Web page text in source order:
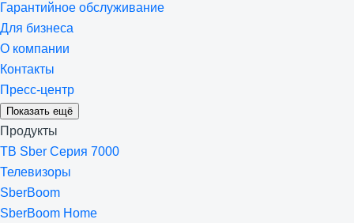
Гарантийное обслуживание
Для бизнеса
О компании
Контакты
Пресс-центр
Показать ещё
Продукты
ТВ Sber Серия 7000
Телевизоры
SberBoom
SberBoom Home